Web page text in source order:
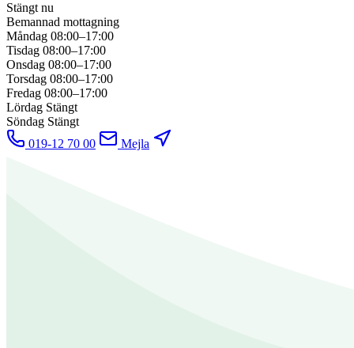
Stängt nu
Bemannad mottagning
Måndag 08:00–17:00
Tisdag 08:00–17:00
Onsdag 08:00–17:00
Torsdag 08:00–17:00
Fredag 08:00–17:00
Lördag Stängt
Söndag Stängt
019-12 70 00
Mejla